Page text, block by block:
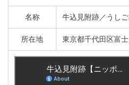
名称 牛込見附跡／うし
所在地 東京都千代田区富